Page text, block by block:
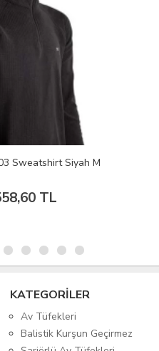
Siyah M
TL
KATEGORİLER
Av Tüfekleri
Balistik Kurşun Geçirmez